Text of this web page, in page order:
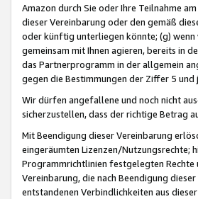
Amazon durch Sie oder Ihre Teilnahme
dieser Vereinbarung oder den gemäß
oder künftig unterliegen könnte; (g) wenn
gemeinsam mit Ihnen agieren, bereits in
das Partnerprogramm in der allgemein
gegen die Bestimmungen der Ziffer 5
Wir dürfen angefallene und noch nicht
sicherzustellen, dass der richtige Betrag
Mit Beendigung dieser Vereinbarung
eingeräumten Lizenzen/Nutzungsrechte;
Programmrichtlinien festgelegten
Vereinbarung, die nach Beendigung
entstandenen Verbindlichkeiten aus